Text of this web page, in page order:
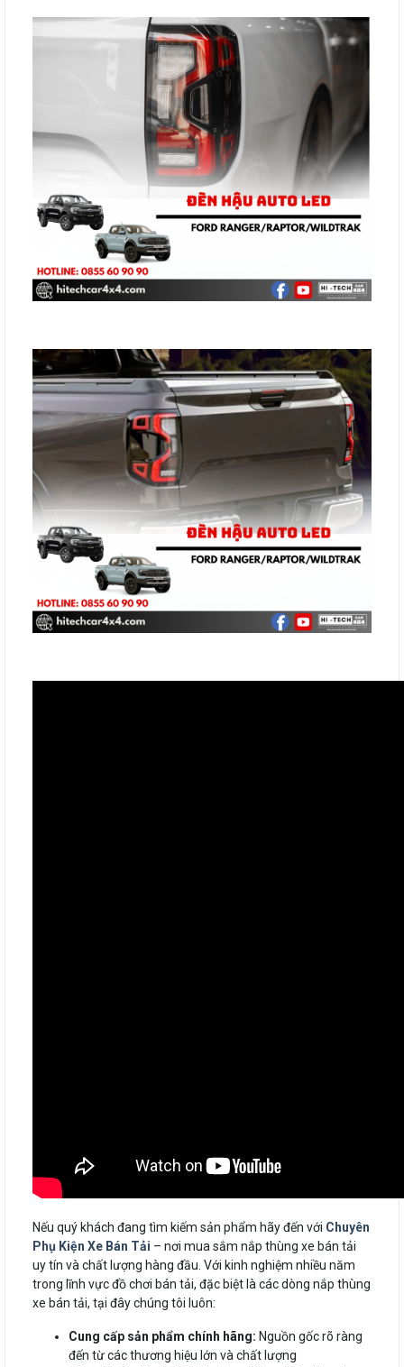
Nếu quý khách đang tìm kiếm sản phẩm hãy đến với Chuyên
Phụ Kiện Xe Bán Tải – nơi mua sắm nắp thùng xe bán tải
uy tín và chất lượng hàng đầu. Với kinh nghiệm nhiều năm
trong lĩnh vực đồ chơi bán tải, đặc biệt là các dòng nắp thùng
xe bán tải, tại đây chúng tôi luôn:
Cung cấp sản phẩm chính hãng: Nguồn gốc rõ ràng
đến từ các thương hiệu lớn và chất lượng